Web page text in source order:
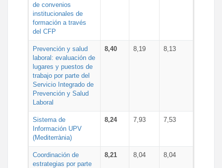
de convenios
institucionales de
formación a través
del CFP
Prevención y salud
laboral: evaluación de
lugares y puestos de
trabajo por parte del
Servicio Integrado de
Prevención y Salud
Laboral
8,40 8,19 8,13
Sistema de
Información UPV
(Mediterrània)
8,24 7,93 7,53
Coordinación de
estrategias por parte
8,21 8,04 8,04